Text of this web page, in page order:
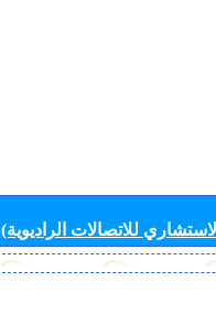
للاتصالات الراديوية)